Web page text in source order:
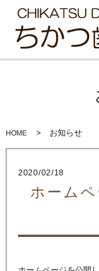
HOME お知らせ
2020/02/18
ホーム